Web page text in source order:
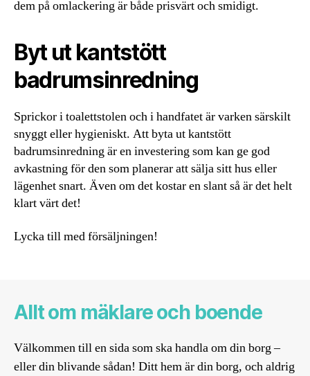
dem på omlackering är både prisvärt och smidigt.
Byt ut kantstött
badrumsinredning
Sprickor i toalettstolen och i handfatet är varken särskilt
snyggt eller hygieniskt. Att byta ut kantstött
badrumsinredning är en investering som kan ge god
avkastning för den som planerar att sälja sitt hus eller
lägenhet snart. Även om det kostar en slant så är det helt
klart värt det!
Lycka till med försäljningen!
Allt om mäklare och boende
Välkommen till en sida som ska handla om din borg –
eller din blivande sådan! Ditt hem är din borg, och aldrig